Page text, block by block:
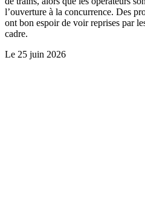
l’ouverture à la concurrence. Des
ont bon espoir de voir reprises par
cadre.
Le 25 juin 2026